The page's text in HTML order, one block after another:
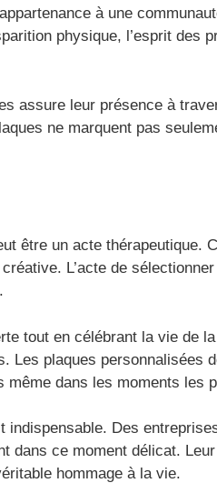
à une
physique, l’esprit
assure leur présence à
ne marquent pas
être un acte
L’acte de
tout en célébrant la vie de
Les plaques
dans les moments les
indispensable. Des
dans ce moment délicat.
hommage à la vie.